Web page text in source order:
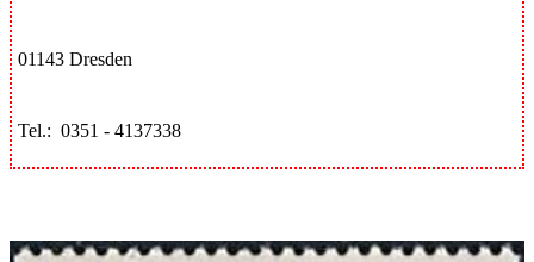
01143 Dresden
Tel.: 0351 - 4137338